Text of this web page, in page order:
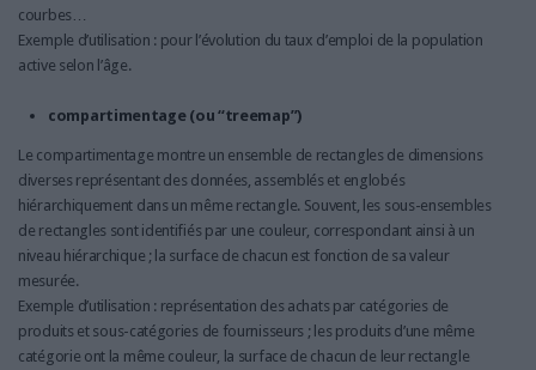
courbes…
Exemple d’utilisation : pour l’évolution du taux d’emploi de la population
active selon l’âge.
compartimentage (ou “treemap”)
Le compartimentage montre un ensemble de rectangles de dimensions
diverses représentant des données, assemblés et englobés
hiérarchiquement dans un même rectangle. Souvent, les sous-ensembles
de rectangles sont identifiés par une couleur, correspondant ainsi à un
niveau hiérarchique ; la surface de chacun est fonction de sa valeur
mesurée.
Exemple d’utilisation : représentation des achats par catégories de
produits et sous-catégories de fournisseurs ; les produits d’une même
catégorie ont la même couleur, la surface de chacun de leur rectangle